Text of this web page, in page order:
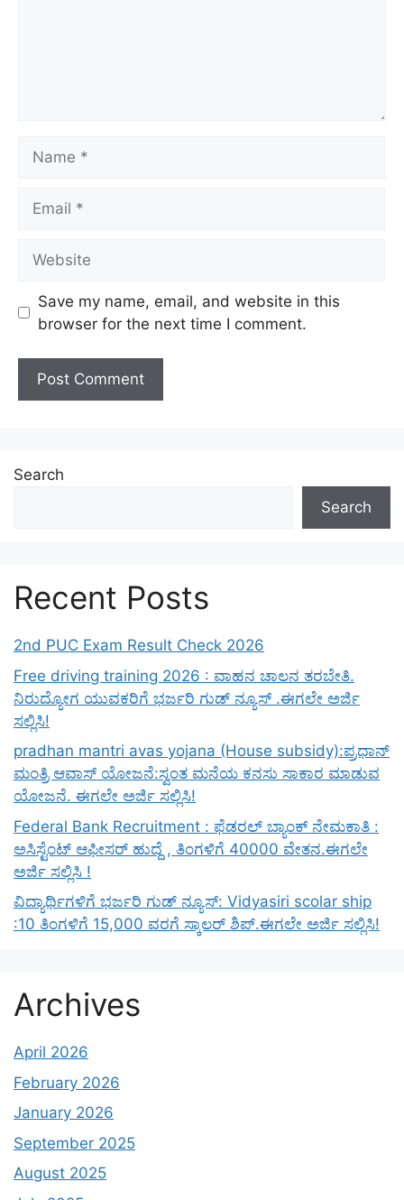
Save my name, email, and website in this
browser for the next time I comment.
Search
Search
Recent Posts
2nd PUC Exam Result Check 2026
Free driving training 2026 : ವಾಹನ ಚಾಲನ ತರಬೇತಿ.
ನಿರುದ್ಯೋಗ ಯುವಕರಿಗೆ ಭರ್ಜರಿ ಗುಡ್ ನ್ಯೂಸ್ .ಈಗಲೇ ಅರ್ಜಿ
ಸಲ್ಲಿಸಿ!
pradhan mantri avas yojana (House subsidy):ಪ್ರಧಾನ್
ಮಂತ್ರಿ ಆವಾಸ್ ಯೋಜನೆ:ಸ್ವಂತ ಮನೆಯ ಕನಸು ಸಾಕಾರ ಮಾಡುವ
ಯೋಜನೆ. ಈಗಲೇ ಅರ್ಜಿ ಸಲ್ಲಿಸಿ!
Federal Bank Recruitment : ಫೆಡರಲ್ ಬ್ಯಾಂಕ್ ನೇಮಕಾತಿ :
ಅಸಿಸ್ಟೆಂಟ್ ಆಫೀಸರ್ ಹುದ್ದೆ , ತಿಂಗಳಿಗೆ 40000 ವೇತನ.ಈಗಲೇ
ಅರ್ಜಿ ಸಲ್ಲಿಸಿ !
ವಿದ್ಯಾರ್ಥಿಗಳಿಗೆ ಭರ್ಜರಿ ಗುಡ್ ನ್ಯೂಸ್: Vidyasiri scolar ship
:10 ತಿಂಗಳಿಗೆ 15,000 ವರಗೆ ಸ್ಕಾಲರ್ ಶಿಪ್.ಈಗಲೇ ಅರ್ಜಿ ಸಲ್ಲಿಸಿ!
Archives
April 2026
February 2026
January 2026
September 2025
August 2025